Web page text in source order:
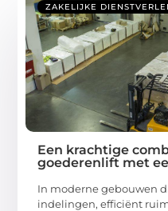
ZAKELIJKE
Een krachtige
goederenlift met
In moderne gebouwen
indelingen, efficiënt